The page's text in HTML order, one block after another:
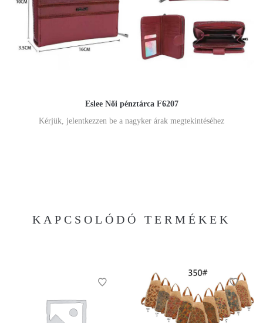
Eslee Női pénztárca F6207
Kérjük, jelentkezzen be a nagyker árak megtekintéséhez
KAPCSOLÓDÓ TERMÉKEK